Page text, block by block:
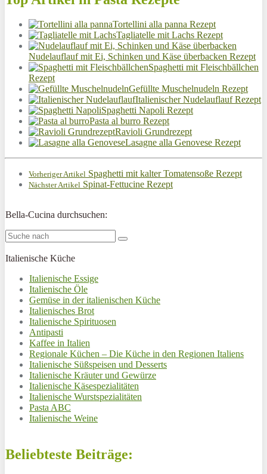
Tortellini alla panna Rezept
Tagliatelle mit Lachs Rezept
Nudelauflauf mit Ei, Schinken und Käse überbacken Rezept
Spaghetti mit Fleischbällchen
Rezept
Gefüllte Muschelnudeln Rezept
Italienischer Nudelauflauf Rezept
Spaghetti Napoli Rezept
Pasta al burro Rezept
Ravioli Grundrezept
Lasagne alla Genovese Rezept
Vorheriger Artikel Spaghetti mit kalter Tomatensoße Rezept
Nächster Artikel Spinat-Fettucine Rezept
Bella-Cucina durchsuchen:
Italienische Küche
Italienische Essige
Italienische Öle
Gemüse in der italienischen Küche
Italienisches Brot
Italienische Spirituosen
Antipasti
Kaffee in Italien
Regionale Küchen – Die Küche in den Regionen Italiens
Italienische Süßspeisen und Desserts
Italienische Kräuter und Gewürze
Italienische Käsespezialitäten
Italienische Wurstspezialitäten
Pasta ABC
Italienische Weine
Beliebteste Beiträge: